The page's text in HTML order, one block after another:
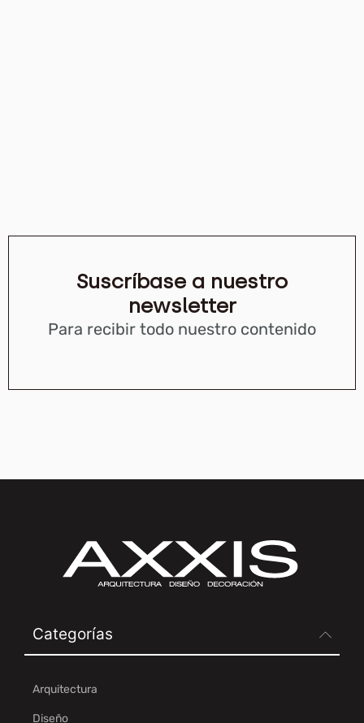
Suscríbase a nuestro
newsletter
Para recibir todo nuestro contenido
Categorías
Arquitectura
Diseño